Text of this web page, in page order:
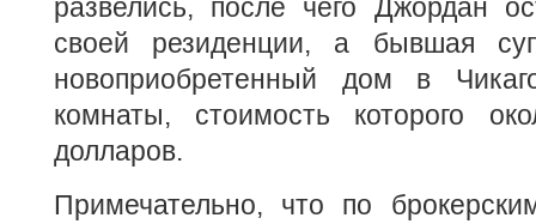
развелись, после чего Джордан
своей резиденции, а бывшая
новоприобретенный дом в
комнаты, стоимость которого
долларов.
Примечательно, что по